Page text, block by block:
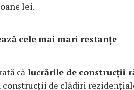
lei.
cele mai mari restanțe
că lucrările de construcții
construcții de clădiri